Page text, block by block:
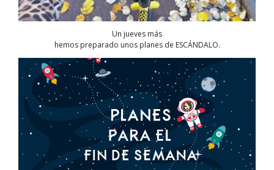
Un jueves más
hemos preparado unos planes de ESCÁNDALO.